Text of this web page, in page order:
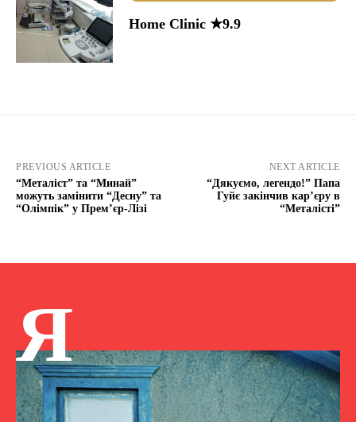
Home Clinic ★9.9
PREVIOUS ARTICLE
“Металіст” та “Минай”
можуть замінити “Десну” та
“Олімпік” у Прем’єр-Лізі
NEXT ARTICLE
“Дякуємо, легендо!” Папа
Гуйє закінчив кар’єру в
“Металісті”
Я